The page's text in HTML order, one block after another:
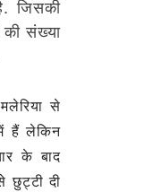
जिसकी
संख्या
से
में हैं लेकिन
के बाद
छुट्टी दी